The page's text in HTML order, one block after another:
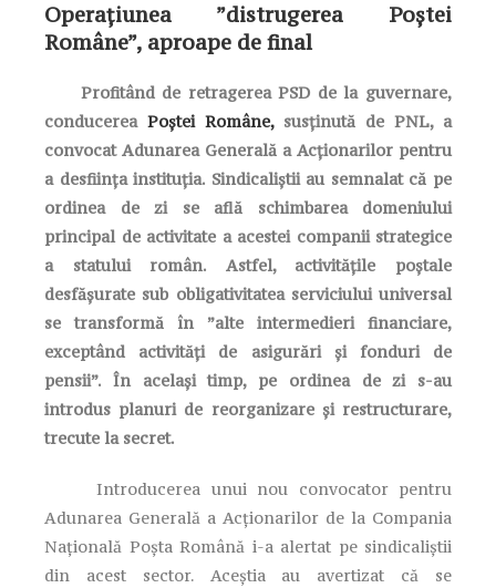
Operațiunea ”distrugerea Poștei
Române”, aproape de final
Profitând de retragerea PSD de la guvernare,
conducerea Poștei Române,susținută de PNL, a
convocat Adunarea Generală a Acționarilor pentru
a desființa instituția. Sindicaliștii au semnalat că pe
ordinea de zi se află schimbarea domeniului
principal de activitate a acestei companii strategice
a statului român. Astfel, activitățile poștale
desfășurate sub obligativitatea serviciului universal
se transformă în ”alte intermedieri financiare,
exceptând activități de asigurări și fonduri de
pensii”. În același timp, pe ordinea de zi s-au
introdus planuri de reorganizare și restructurare,
trecute la secret.
Introducerea unui nou convocator pentru
Adunarea Generală a Acționarilor de la Compania
Națională Poșta Română i-a alertat pe sindicaliștii
din acest sector. Aceștia au avertizat că se